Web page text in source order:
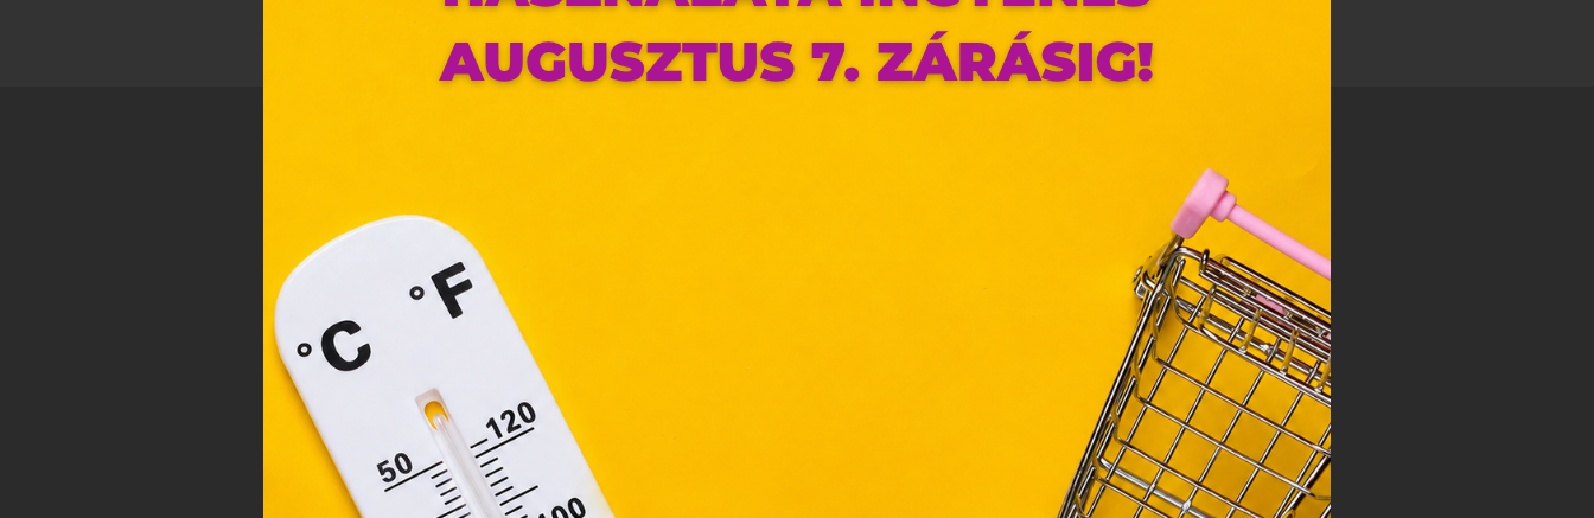
Weboldalunkon „cookie"-kat (továbbiakban „süti") alkalmazunk.
Ezek olyan fájlok, melyek információt tárolnak webes
országain belül működnek, a „sütik" használatához, és ezeknek a
felhasználó számítógépén vagy egyéb eszközén történő tárolásához
a felhasználók hozzájárulását kell kérniük.